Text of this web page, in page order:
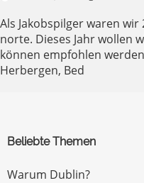
Als Jakobspilger waren
norte. Dieses Jahr wollen
können empfohlen
Herbergen, Bed
Beliebte Themen
Warum Dublin?